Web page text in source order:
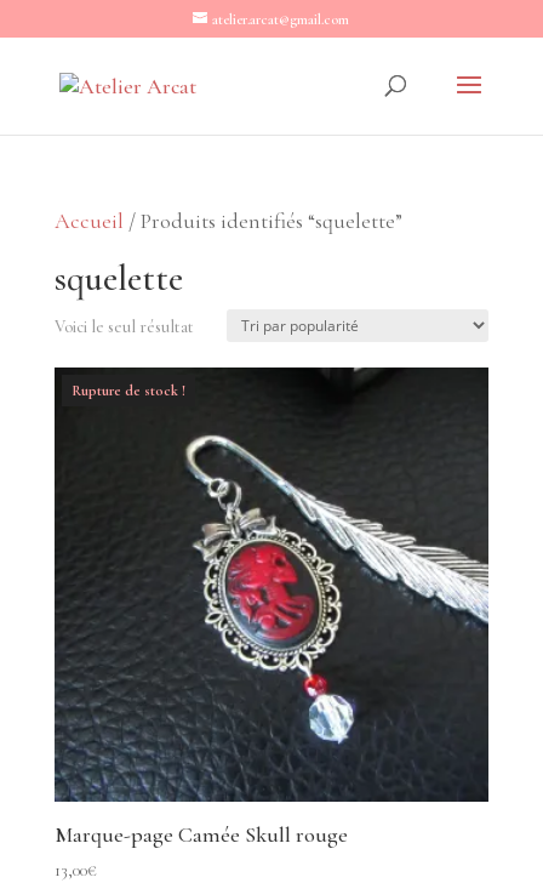
atelier.arcat@gmail.com
Accueil / Produits identifiés “squelette”
squelette
Voici le seul résultat
Rupture de stock !
Marque-page Camée Skull rouge
13,00€